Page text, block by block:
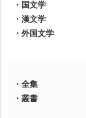
・国文学
・漢文学
・外国文学
・全集
・叢書